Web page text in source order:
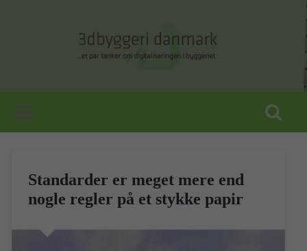
Standarder er meget mere end
nogle regler på et stykke papir